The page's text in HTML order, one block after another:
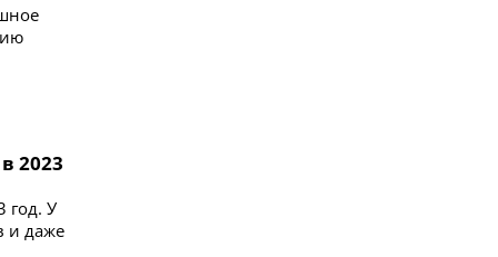
2023
год. У
и даже